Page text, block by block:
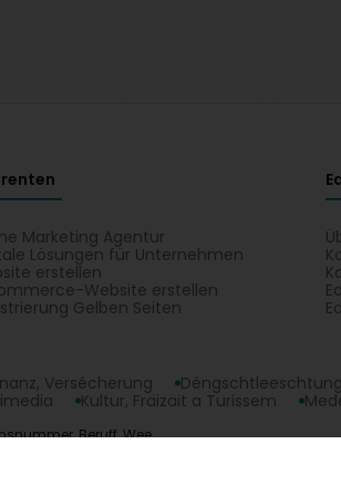
Marketing Agentur
Lösungen für Unternehmen
erstellen
Website erstellen
Gelben Seiten
Versécherung
Kultur, Fräizäit a Turissem
Beruff, Wee.